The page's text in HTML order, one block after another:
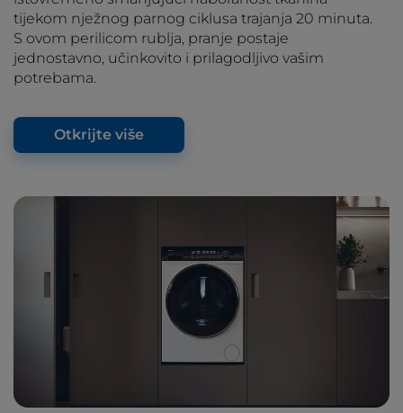
tijekom nježnog parnog ciklusa trajanja 20 minuta.
S ovom perilicom rublja, pranje postaje
jednostavno, učinkovito i prilagodljivo vašim
potrebama.
Otkrijte više